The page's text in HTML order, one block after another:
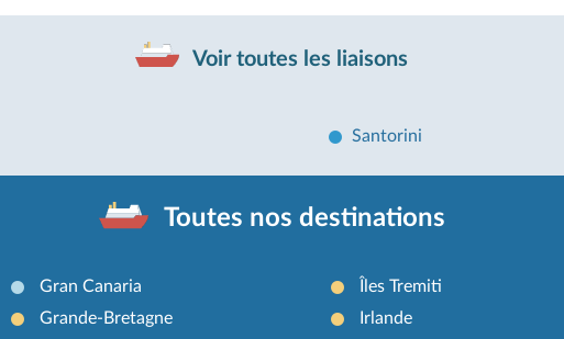
Voir toutes les liaisons
Santorini
Toutes nos destinations
Gran Canaria
Grande-Bretagne
Îles Tremiti
Irlande